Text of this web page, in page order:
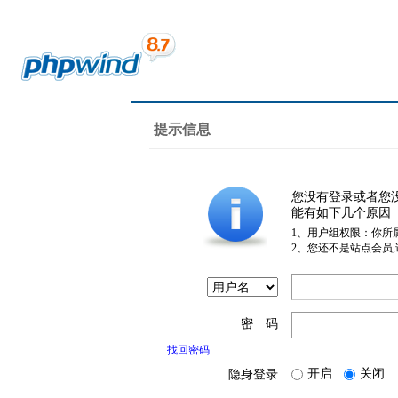
提示信息
您没有登录或者您
能有如下几个原因
1、用户组权限：你所
2、您还不是站点会员
密 码
找回密码
隐身登录 开启 关闭